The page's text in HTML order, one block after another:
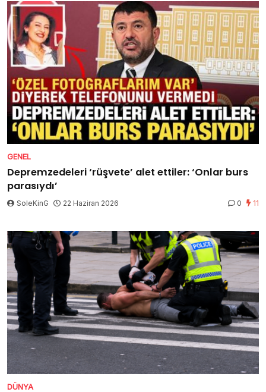
GENEL
Depremzedeleri ‘rüşvete’ alet ettiler: ‘Onlar burs
parasıydı’
SoleKinG 22 Haziran 2026 0 11
DÜNYA